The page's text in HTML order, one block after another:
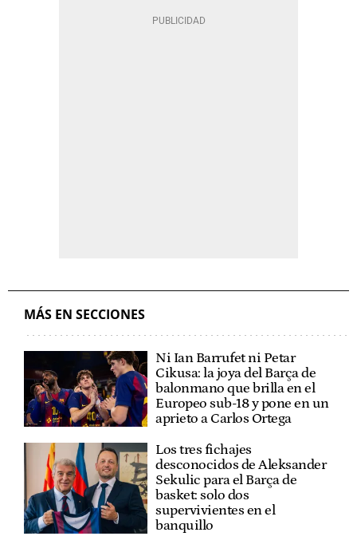
MÁS EN SECCIONES
Ni Ian Barrufet ni Petar
Cikusa: la joya del Barça de
balonmano que brilla en el
Europeo sub-18 y pone en un
aprieto a Carlos Ortega
Los tres fichajes
desconocidos de Aleksander
Sekulic para el Barça de
basket: solo dos
supervivientes en el
banquillo